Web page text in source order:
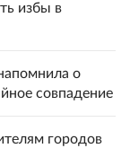
избы в
о
совпадение
городов